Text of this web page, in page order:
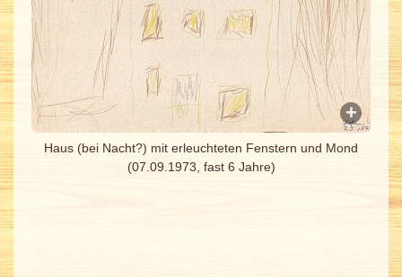
Haus (bei Nacht?) mit erleuchteten Fenstern und Mond
(07.09.1973, fast 6 Jahre)